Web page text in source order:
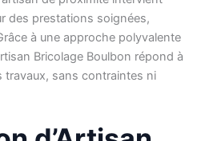
des prestations soignées,
à une approche polyvalente
Bricolage Boulbon répond à
sans contraintes ni